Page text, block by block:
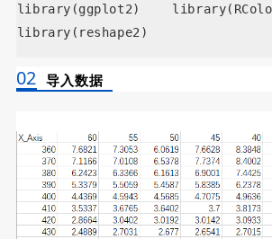
library(ggplot2)
library(reshape2)
02 导入数据